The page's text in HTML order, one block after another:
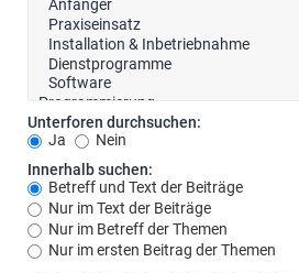
Unterforen durchsuchen:
Ja
Nein
Innerhalb suchen:
Betreff und Text der Beiträge
Nur im Text der Beiträge
Nur im Betreff der Themen
Nur im ersten Beitrag der Themen